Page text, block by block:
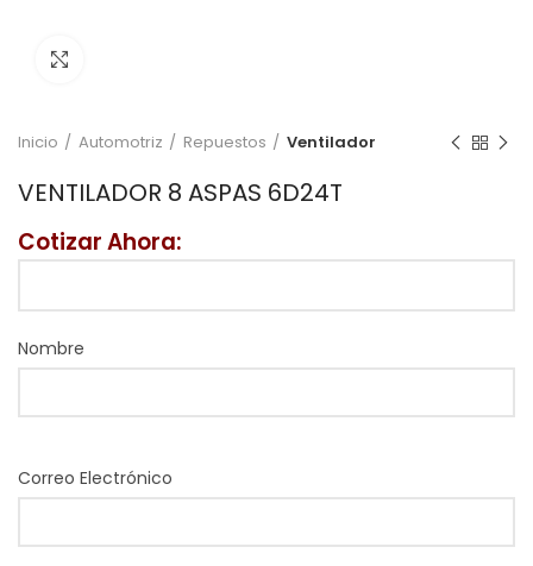
Inicio Automotriz Repuestos Ventilador
VENTILADOR 8 ASPAS 6D24T
Cotizar Ahora:
Nombre
Correo Electrónico